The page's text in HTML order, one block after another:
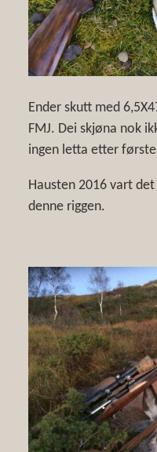
Ender skutt med
FMJ. Dei skjøna nok
ingen letta etter
Hausten 2016 vart
denne riggen.